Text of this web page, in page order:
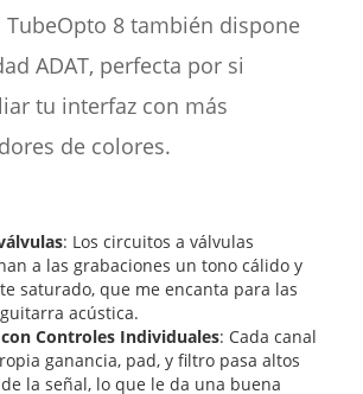
TubeOpto 8 también dispone
ADAT, perfecta por si
tu interfaz con más
de colores.
: Los circuitos a válvulas
a las grabaciones un tono cálido y
saturado, que me encanta para las
acústica.
con Controles Individuales: Cada canal
ganancia, pad, y filtro pasa altos
la señal, lo que le da una buena